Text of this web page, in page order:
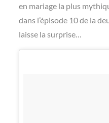
en mariage la plus
dans l’épisode 10 de la
laisse la surprise…